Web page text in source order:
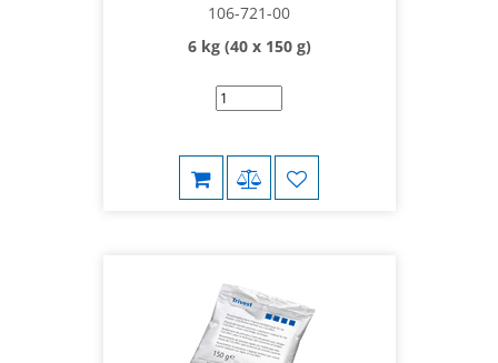
106-721-00
6 kg (40 x 150 g)